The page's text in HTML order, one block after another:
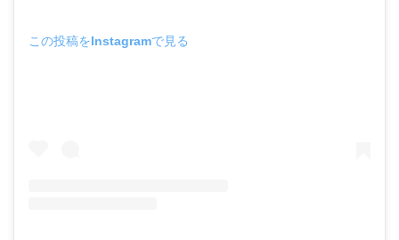
この投稿をInstagramで見る